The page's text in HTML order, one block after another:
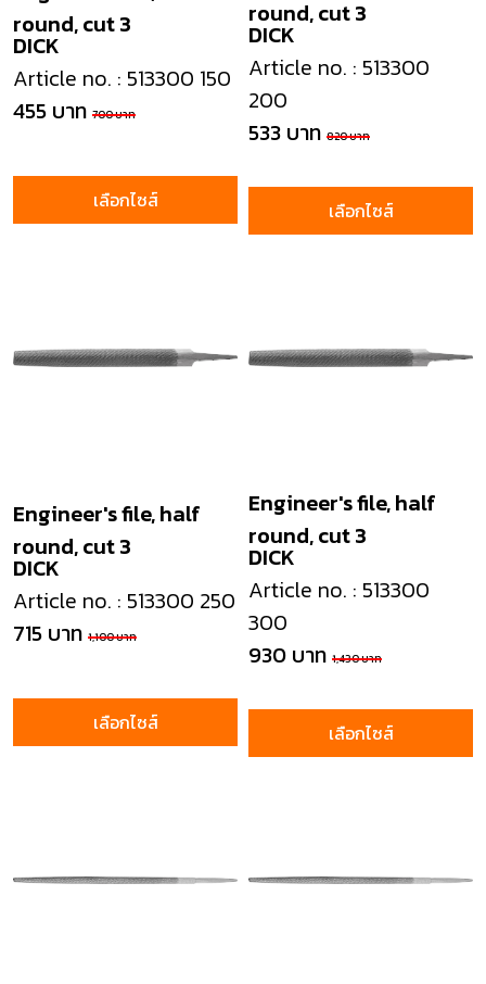
DICK
round, cut 3
Article no. : 513300 150
455 บาท 700 บาท
เลือกไซส์
DICK
round, cut 3
Article no. : 513300
200
533 บาท 820 บาท
เลือกไซส์
DICK
Engineer's file, half
round, cut 3
Article no. : 513300 250
715 บาท 1,100 บาท
เลือกไซส์
DICK
Engineer's file, half
round, cut 3
Article no. : 513300
300
930 บาท 1,430 บาท
เลือกไซส์